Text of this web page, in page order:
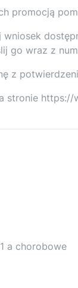
promocją
go wraz z
z
stronie
a chorobowe